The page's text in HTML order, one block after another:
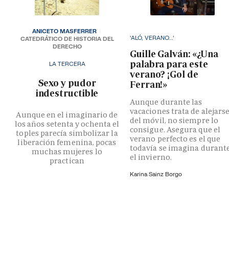
LA TERCERA
­Sexo y pudor
indestructible
Aunque en el imaginario de
los años setenta y ochenta el
toples parecía simbolizar la
liberación femenina, pocas
muchas mujeres lo
practican
ANICETO MASFERRER
CATEDRÁTICO DE HISTORIA DEL
DERECHO
'ALÓ, VERANO...'
Guille Galván: «¿Una
palabra para este
verano? ¡Gol de
Ferran!»
Aunque durante las
vacaciones trata de
del móvil, no siempre lo
consigue. Asegura que el
verano perfecto es el que
todavía se imagina
el invierno.
Karina Sainz Borgo